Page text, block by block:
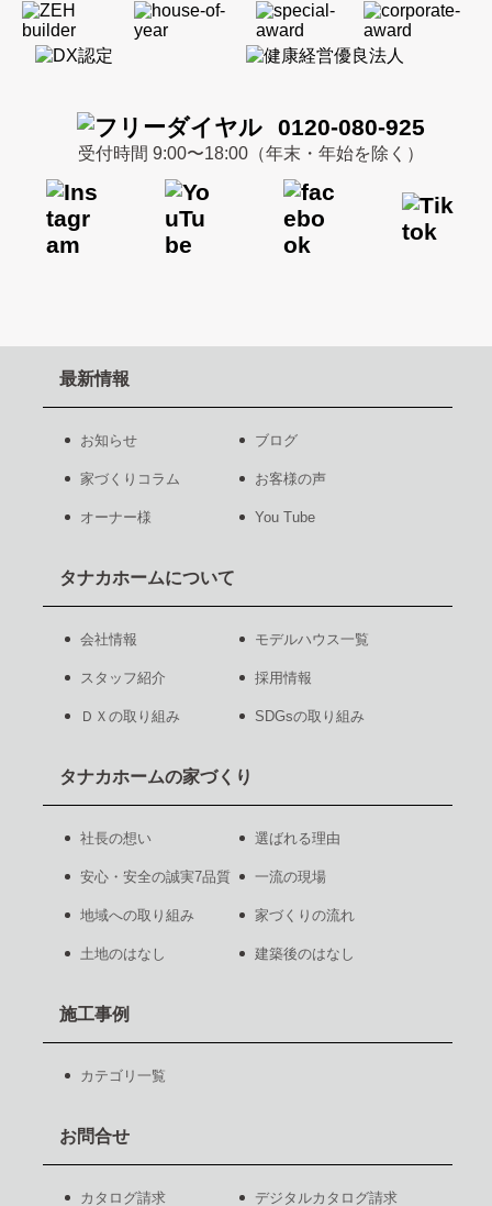
0120-080-925
受付時間 9:00〜18:00（年末・年始を除く）
最新情報
お知らせ ブログ
家づくりコラム お客様の声
オーナー様 You Tube
タナカホームについて
会社情報 モデルハウス一覧
スタッフ紹介 採用情報
ＤＸの取り組み SDGsの取り組み
タナカホームの家づくり
社長の想い 選ばれる理由
安心・安全の誠実7品質 一流の現場
地域への取り組み 家づくりの流れ
土地のはなし 建築後のはなし
施工事例
カテゴリ一覧
お問合せ
カタログ請求 デジタルカタログ請求